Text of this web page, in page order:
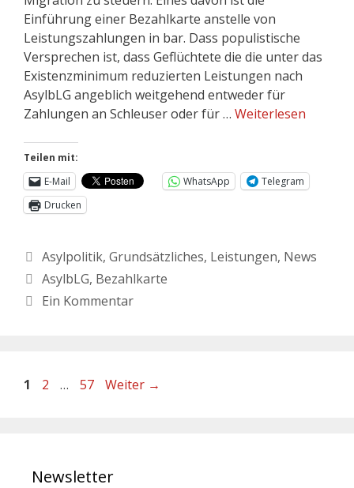
Einführung einer Bezahlkarte anstelle von
Leistungszahlungen in bar. Dass populistische
Versprechen ist, dass Geflüchtete die die unter das
Existenzminimum reduzierten Leistungen nach
AsylbLG angeblich weitgehend entweder für
Zahlungen an Schleuser oder für … Weiterlesen
Teilen mit:
E-Mail
WhatsApp
Telegram
Drucken
Asylpolitik, Grundsätzliches, Leistungen, News
AsylbLG, Bezahlkarte
Ein Kommentar
1 2 … 57 Weiter →
Newsletter